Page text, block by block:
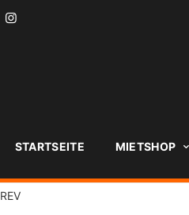
STARTSEITE MIETSHOP
REV